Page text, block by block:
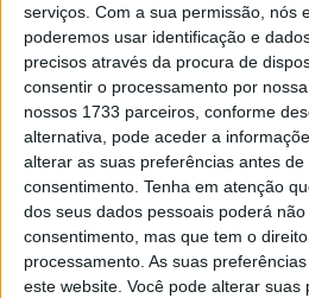
serviços. Com a sua permissão, nós
poderemos usar identificação e
precisos através da procura de
consentir o processamento por
nossos 1733 parceiros, conforme
alternativa, pode aceder a
alterar as suas preferências antes
consentimento. Tenha em atenção
dos seus dados pessoais poderá
consentimento, mas que tem o
processamento. As suas
este website. Você pode alterar
A réplica do capacete de Garrett
crânio Longhorn no topo,
texanas. Envolto nas cores
Lone Star State com a estrela do